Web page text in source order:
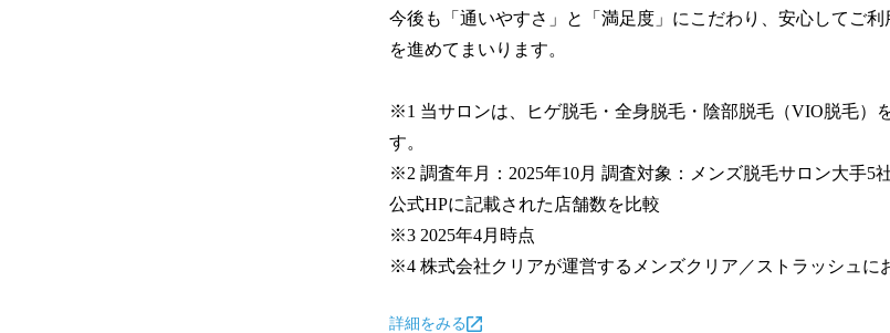
今後も「通いやすさ」と「満足度」にこだわり、安心してご利
を進めてまいります。
※1 当サロンは、ヒゲ脱毛・全身脱毛・陰部脱毛（VIO脱毛）
す。
※2 調査年月：2025年10月 調査対象：メンズ脱毛サロン大手5
公式HPに記載された店舗数を比較
※3 2025年4月時点
※4 株式会社クリアが運営するメンズクリア／ストラッシュに
詳細をみる